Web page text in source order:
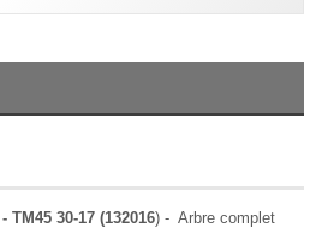
TM45 30-17 (132016) - Arbre complet